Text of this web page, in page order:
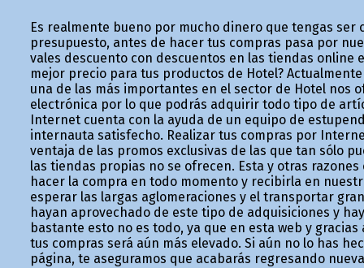
Es realmente bueno por mucho dinero que tengas
presupuesto, antes de hacer tus compras pasa por
vales descuento con descuentos en las tiendas
mejor precio para tus productos de Hotel?
una de las más importantes en el sector de Hotel nos
electrónica por lo que podrás adquirir todo tipo de
Internet cuenta con la ayuda de un equipo de
internauta satisfecho. Realizar tus compras por
ventaja de las promos exclusivas de las que tan sólo
las tiendas propias no se ofrecen. Esta y otras
hacer la compra en todo momento y recibirla en
esperar las largas aglomeraciones y el transportar
hayan aprovechado de este tipo de adquisiciones y
bastante esto no es todo, ya que en esta web y
tus compras será aún más elevado. Si aún no lo has
página, te aseguramos que acabarás regresando